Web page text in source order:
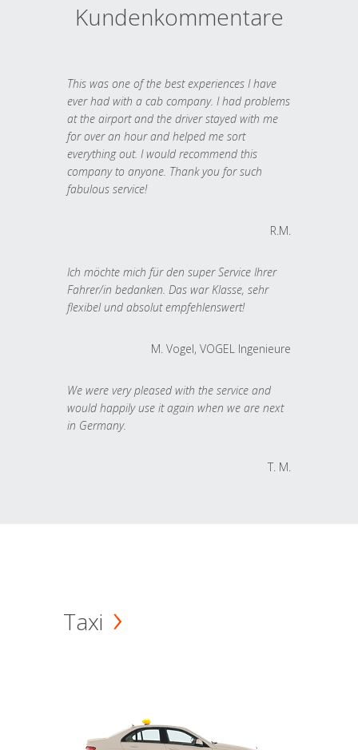
Kundenkommentare
This was one of the best experiences I have
ever had with a cab company. I had problems
at the airport and the driver stayed with me
for over an hour and helped me sort
everything out. I would recommend this
company to anyone. Thank you for such
fabulous service!
R.M.
Ich möchte mich für den super Service Ihrer
Fahrer/in bedanken. Das war Klasse, sehr
flexibel und absolut empfehlenswert!
M. Vogel, VOGEL Ingenieure
We were very pleased with the service and
would happily use it again when we are next
in Germany.
T. M.
Taxi